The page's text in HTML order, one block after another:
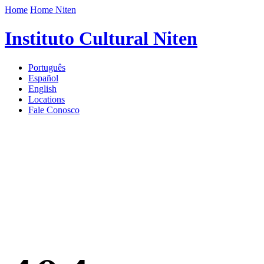
Home Home Niten
Instituto Cultural Niten
Português
Español
English
Locations
Fale Conosco